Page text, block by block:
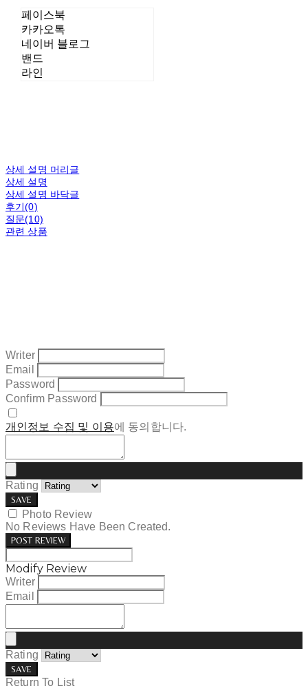
페이스북
카카오톡
네이버 블로그
밴드
라인
상세 설명 머리글
상세 설명
상세 설명 바닥글
후기(0)
질문(10)
관련 상품
Writer
Email
Password
Confirm Password
개인정보 수집 및 이용에 동의합니다.
Rating
SAVE
Photo Review
No Reviews Have Been Created.
POST REVIEW
Modify Review
Writer
Email
Rating
SAVE
Return To List